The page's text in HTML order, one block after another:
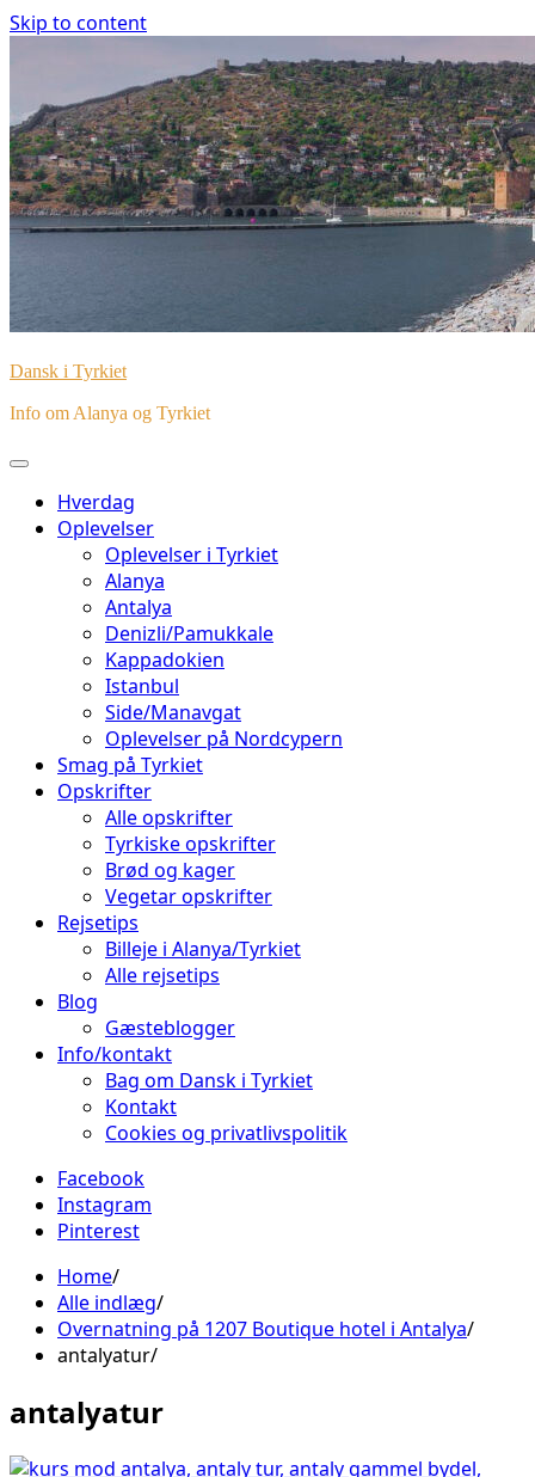
Skip to content
Dansk i Tyrkiet
Info om Alanya og Tyrkiet
Hverdag
Oplevelser
Oplevelser i Tyrkiet
Alanya
Antalya
Denizli/Pamukkale
Kappadokien
Istanbul
Side/Manavgat
Oplevelser på Nordcypern
Smag på Tyrkiet
Opskrifter
Alle opskrifter
Tyrkiske opskrifter
Brød og kager
Vegetar opskrifter
Rejsetips
Billeje i Alanya/Tyrkiet
Alle rejsetips
Blog
Gæsteblogger
Info/kontakt
Bag om Dansk i Tyrkiet
Kontakt
Cookies og privatlivspolitik
Facebook
Instagram
Pinterest
Home
Alle indlæg
Overnatning på 1207 Boutique hotel i Antalya
antalyatur
antalyatur